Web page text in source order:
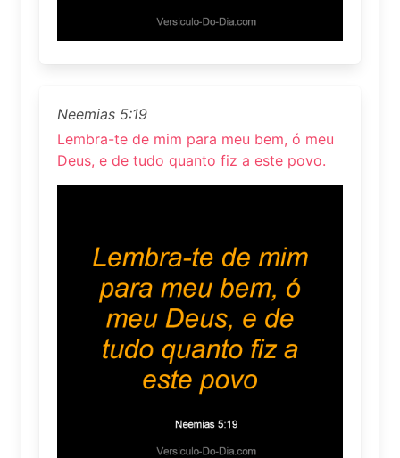
Neemias 5:19
Lembra-te de mim para meu bem, ó meu
Deus, e de tudo quanto fiz a este povo.